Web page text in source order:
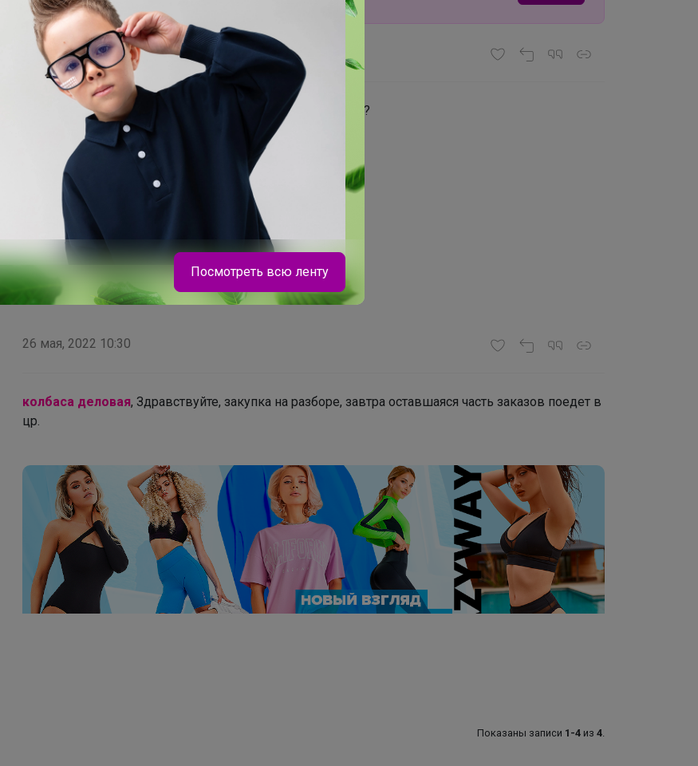
26 мая, 2022 09:31
Добрый день. Не сориентируете когда ожидаем закупку?
26 мая, 2022 10:30
колбаса деловая, Здравствуйте, закупка на разборе, завтра оставшаяся часть заказов поедет в
цр.
Показаны записи 1-4 из 4
Леныра
Самые выгодные цены на BROSTEM
Посмотреть всю ленту